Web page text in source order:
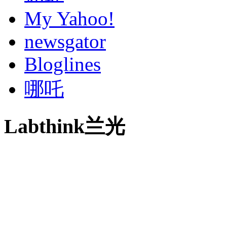
My Yahoo!
newsgator
Bloglines
哪吒
Labthink兰光